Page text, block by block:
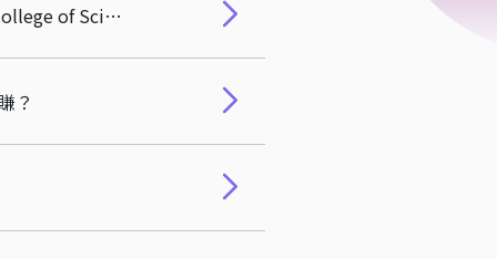
科管院胡國琳榮譽教授歷史性捐贈，紐澤西理工學院科學與文理學院更名為「Jordan Hu College of Science and Liberal Arts」
？